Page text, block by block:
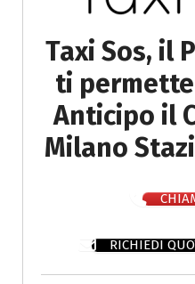
Taxi Sos, il
ti
Anticipo il
Milano
RICHIEDI